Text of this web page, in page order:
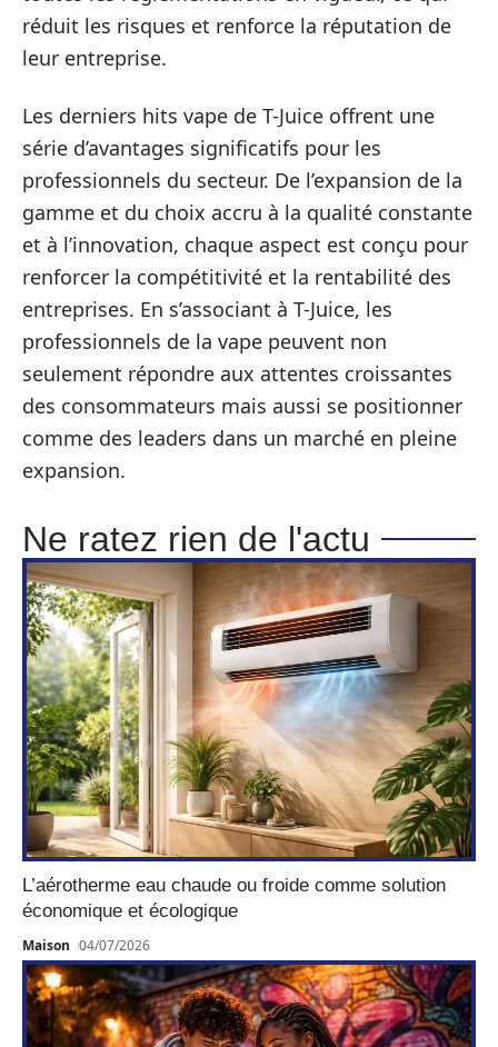
réduit les risques et renforce la réputation de
leur entreprise.
Les derniers hits vape de T-Juice offrent une
série d’avantages significatifs pour les
professionnels du secteur. De l’expansion de la
gamme et du choix accru à la qualité constante
et à l’innovation, chaque aspect est conçu pour
renforcer la compétitivité et la rentabilité des
entreprises. En s’associant à T-Juice, les
professionnels de la vape peuvent non
seulement répondre aux attentes croissantes
des consommateurs mais aussi se positionner
comme des leaders dans un marché en pleine
expansion.
Ne ratez rien de l'actu
L’aérotherme eau chaude ou froide comme solution
économique et écologique
Maison 04/07/2026